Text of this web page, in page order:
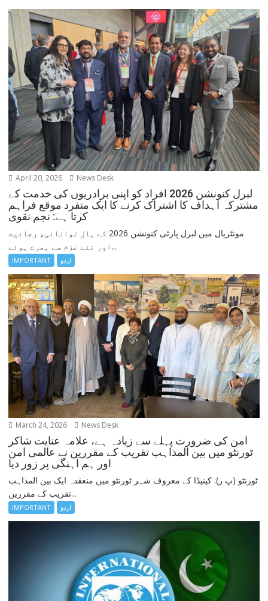
April 20, 2026 News Desk
لبرل کنونشن 2026 افراد کو اپنی برادریوں کی خدمت کے
مشترکہ اہداف کا اشتراک کرنے کا ایک منفرد موقع فراہم
کرتا ہے: نجم نقوی
مونٹریال میں لبرل پارٹی کنونشن 2026 کے ہال توانائی، رجائیت
اور نئے عزم سے بھرے ہوئے...
IMPORTANT اردو
March 24, 2026 News Desk
امن کی ضرورت پہلے سے زیادہ ہے، علامہ عنایت شاکر
ٹورنٹو میں بین المذاہب تقریب کے مقررین نے عالمی امن
اور ہم آہنگی پر زور دیا
ٹورنٹو (پ ر): کینیڈا کے معروف شہر ٹورنٹو میں منعقدہ ایک بین المذاہب
تقریب کے مقررین...
IMPORTANT اردو